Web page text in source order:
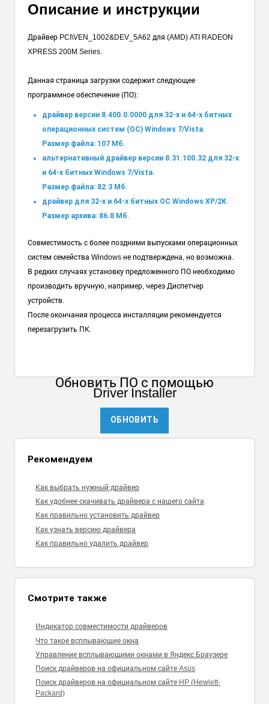
Описание и инструкции
Драйвер PCI\VEN_1002&DEV_5A62 для (AMD) ATI RADEON
XPRESS 200M Series.
Данная страница загрузки содержит следующее
программное обеспечение (ПО):
драйвер версии 8.400.0.0000 для 32-х и 64-х битных
операционных систем (ОС) Windows 7/Vista.
Размер файла: 107 Мб.
альтернативный драйвер версии 8.31.100.32 для 32-х
и 64-х битных Windows 7/Vista.
Размер файла: 82.3 Мб.
драйвер для 32-х и 64-х битных ОС Windows XP/2K.
Размер архива: 86.8 Мб.
Совместимость с более поздними выпусками операционных
систем семейства Windows не подтверждена, но возможна.
В редких случаях установку предложенного ПО необходимо
производить вручную, например, через Диспетчер
устройств.
После окончания процесса инсталляции рекомендуется
перезагрузить ПК.
Обновить ПОс помощью
Driver Installer
ОБНОВИТЬ
Рекомендуем
Как выбрать нужный драйвер
Как удобнее скачивать драйвера с нашего сайта
Как правильно установить драйвер
Как узнать версию драйвера
Как правильно удалить драйвер
Смотрите также
Индикатор совместимости драйверов
Что такое всплывающие окна
Управление всплывающими окнами в Яндекс.Браузере
Поиск драйверов на официальном сайте Asus
Поиск драйверов на официальном сайте HP (Hewlett-
Packard)